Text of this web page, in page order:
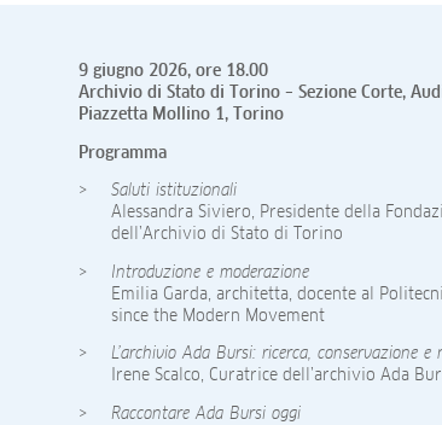
9 giugno 2026, ore 18.00
Archivio di Stato di Torino – Sezione Corte,
Piazzetta Mollino 1, Torino
Programma
Saluti istituzionali
Alessandra Siviero, Presidente della
dell’Archivio di Stato di Torino
Introduzione e moderazione
Emilia Garda, architetta, docente al
since the Modern Movement
L’archivio Ada Bursi: ricerca, conservazione e
Irene Scalco, Curatrice dell’archivio Ada
Raccontare Ada Bursi oggi